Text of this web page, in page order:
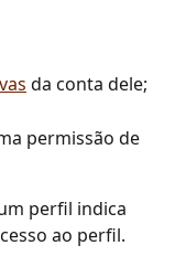
da conta dele;
permissão de
perfil indica
ao perfil.